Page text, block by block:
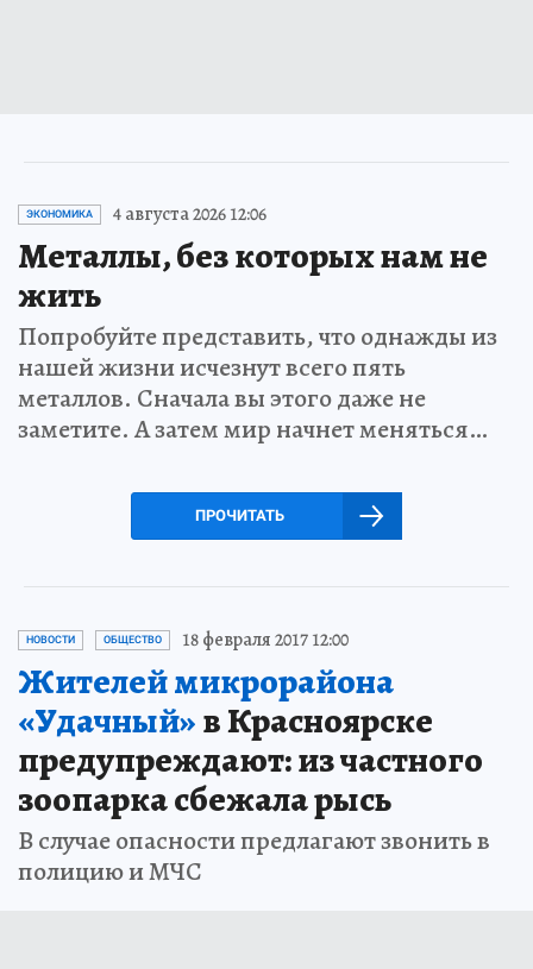
ЭКОНОМИКА 4 августа 2026 12:06
Металлы, без которых нам не
жить
Попробуйте представить, что однажды из
нашей жизни исчезнут всего пять
металлов. Сначала вы этого даже не
заметите. А затем мир начнет меняться…
ПРОЧИТАТЬ
НОВОСТИ ОБЩЕСТВО 18 февраля 2017 12:00
Жителей микрорайона
«Удачный»в Красноярске
предупреждают: из частного
зоопарка сбежала рысь
В случае опасности предлагают звонить в
полицию и МЧС